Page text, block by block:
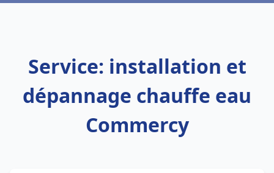
Service: installation et
dépannage chauffe eau
Commercy